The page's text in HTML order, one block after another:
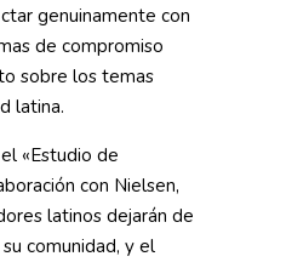
genuinamente con
de compromiso
sobre los temas
latina.
«Estudio de
con Nielsen,
latinos dejarán de
comunidad, y el